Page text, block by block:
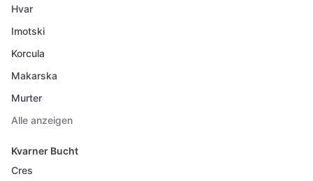
Hvar
Imotski
Korcula
Makarska
Murter
Alle anzeigen
Kvarner Bucht
Cres